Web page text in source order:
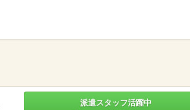
派遣スタッフ活躍中